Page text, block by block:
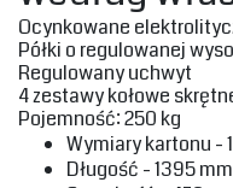
‎Ocynkowane
Półki o regulowanej
Regulowany‎ uchwyt
4‎ zestawy kołowe‎‎
Pojemność‎‎: 250 kg‎
‎Wymiary kartonu -
‎Długość - 1395 mm‎